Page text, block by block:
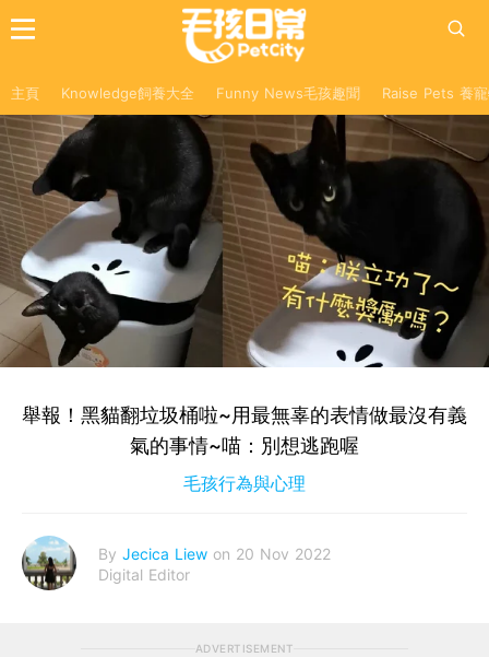
主頁 Knowledge飼養大全 Funny News毛孩趣聞 Raise Pets 養
舉報！黑貓翻垃圾桶啦~用最無辜的表情做最沒有義
氣的事情~喵：別想逃跑喔
毛孩行為與心理
By Jecica Liew on 20 Nov 2022
Digital Editor
ADVERTISEMENT